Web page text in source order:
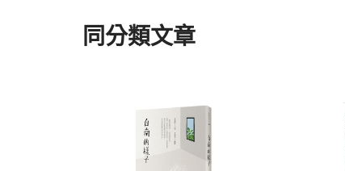
同分類文章